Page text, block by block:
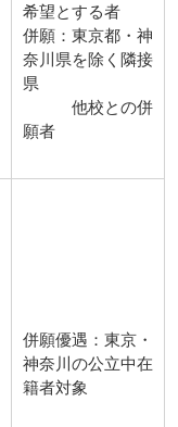
希望とする者
併願：東京都・神
奈川県を除く隣接
県
他校との併
願者
併願優遇：東京・
神奈川の公立中在
籍者対象